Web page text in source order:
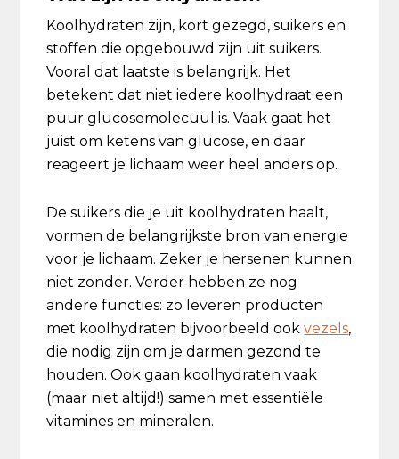
Koolhydraten zijn, kort gezegd, suikers en
stoffen die opgebouwd zijn uit suikers.
Vooral dat laatste is belangrijk. Het
betekent dat niet iedere koolhydraat een
puur glucosemolecuul is. Vaak gaat het
juist om ketens van glucose, en daar
reageert je lichaam weer heel anders op.
De suikers die je uit koolhydraten haalt,
vormen de belangrijkste bron van energie
voor je lichaam. Zeker je hersenen kunnen
niet zonder. Verder hebben ze nog
andere functies: zo leveren producten
met koolhydraten bijvoorbeeld ookvezels,
die nodig zijn om je darmen gezond te
houden. Ook gaan koolhydraten vaak
(maar niet altijd!) samen met essentiële
vitamines en mineralen.